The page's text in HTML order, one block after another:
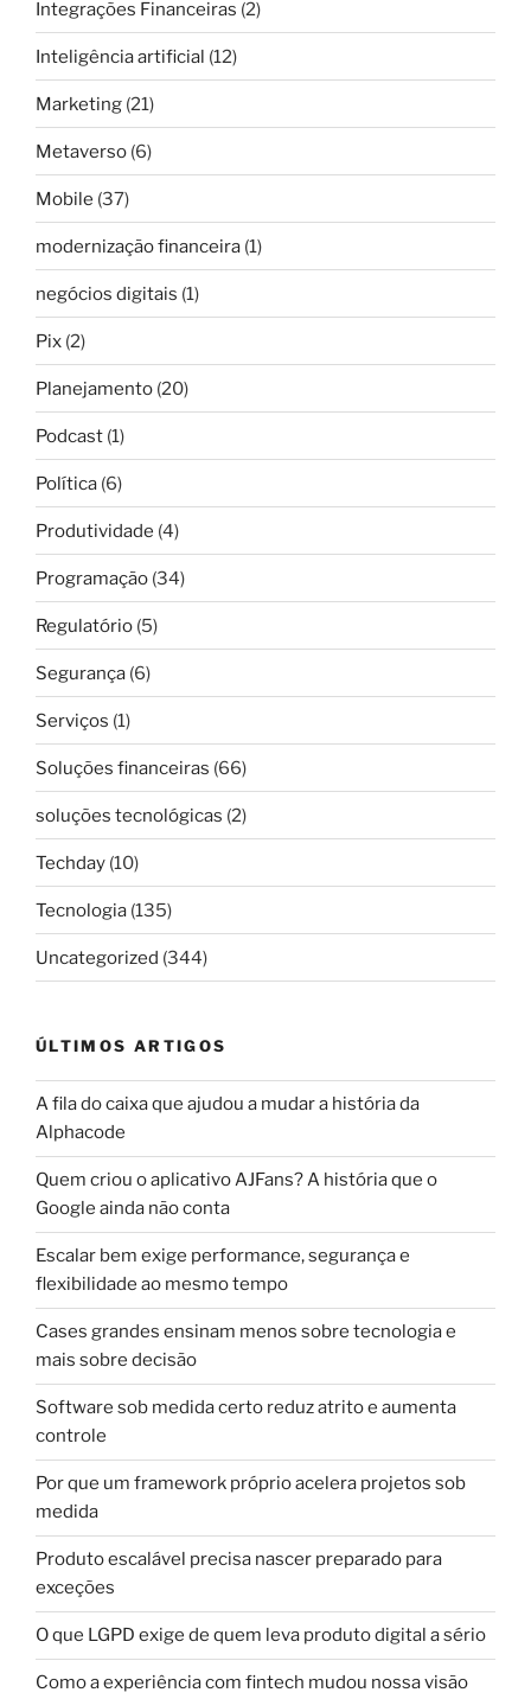
Integrações Financeiras (2)
Inteligência artificial (12)
Marketing (21)
Metaverso (6)
Mobile (37)
modernização financeira (1)
negócios digitais (1)
Pix (2)
Planejamento (20)
Podcast (1)
Política (6)
Produtividade (4)
Programação (34)
Regulatório (5)
Segurança (6)
Serviços (1)
Soluções financeiras (66)
soluções tecnológicas (2)
Techday (10)
Tecnologia (135)
Uncategorized (344)
ÚLTIMOS ARTIGOS
A fila do caixa que ajudou a mudar a história da
Alphacode
Quem criou o aplicativo AJFans? A história que o
Google ainda não conta
Escalar bem exige performance, segurança e
flexibilidade ao mesmo tempo
Cases grandes ensinam menos sobre tecnologia e
mais sobre decisão
Software sob medida certo reduz atrito e aumenta
controle
Por que um framework próprio acelera projetos sob
medida
Produto escalável precisa nascer preparado para
exceções
O que LGPD exige de quem leva produto digital a sério
Como a experiência com fintech mudou nossa visão